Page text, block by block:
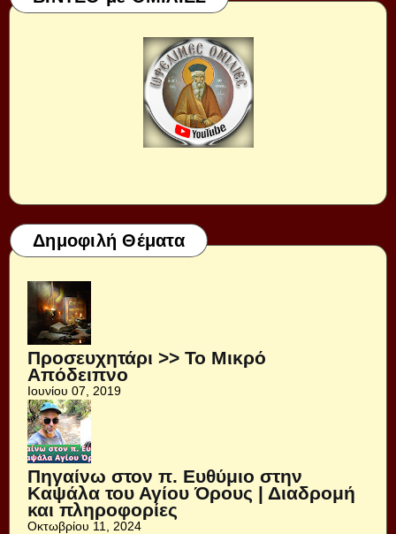
Δημοφιλή Θέματα
Προσευχητάρι >> Το Μικρό
Απόδειπνο
Ιουνίου 07, 2019
Πηγαίνω στον π. Ευθύμιο στην
Καψάλα του Αγίου Όρους | Διαδρομή
και πληροφορίες
Οκτωβρίου 11, 2024